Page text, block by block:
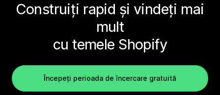
Construiți rapid și vindeți mai
mult
cu temele Shopify
Începeți perioada de încercare gratuită